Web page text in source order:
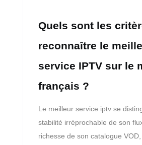
Quels sont les
reconnaître le
service IPTV sur le
français ?
Le meilleur service iptv se
stabilité irréprochable de son
richesse de son catalogue